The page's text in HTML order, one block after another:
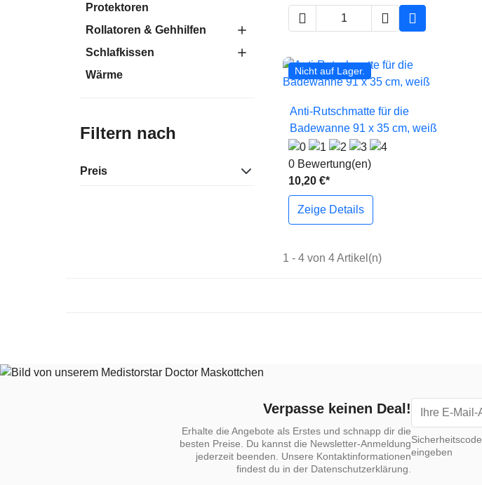
Protektoren
Rollatoren & Gehhilfen
Schlafkissen
Wärme
Filtern nach
Preis
  
Nicht auf Lager.
 Vorschau
Anti-Rutschmatte für die
Badewanne 91 x 35 cm, weiß
0 Bewertung(en)
10,20 €*
Zeige Details
1 - 4 von 4 Artikel(n)
Verpasse keinen Deal!
Erhalte die Angebote als Erstes und schnapp dir die
besten Preise. Du kannst die Newsletter-Anmeldung
jederzeit beenden. Unsere Kontaktinformationen
findest du in der Datenschutzerklärung.
Sicherheitscode
eingeben